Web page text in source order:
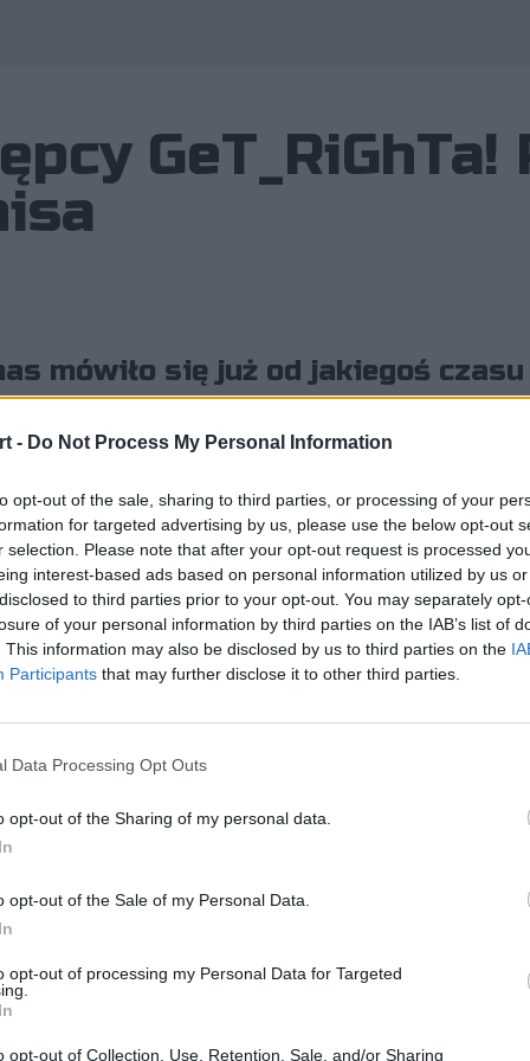
- Do Not Process My Personal Information
opt-out of the sale, sharing to third parties, or processing of your
for targeted advertising by us, please use the below opt-out
selection. Please note that after your opt-out request is processed
interest-based ads based on personal information utilized by us
to third parties prior to your opt-out. You may separately
of your personal information by third parties on the IAB’s list of
This information may also be disclosed by us to third parties on the
Participants that may further disclose it to other third parties.
Data Processing Opt Outs
opt-out of the Sharing of my personal data.
opt-out of the Sale of my Personal Data.
opt-out of processing my Personal Data for Targeted
opt-out of Collection, Use, Retention, Sale, and/or Sharing
GeT_RiGhTa!
mówiło się już od jakiegoś
drużyny dołączył Nicolas
jakiegoś czasu i dziś stały się one rzeczywistością.
przesuniętego na ławkę rezerwowych Dennisa
następcy Christophera "GeT_RiGhTa" Alesunda,
roku, lecz po zakończeniu Intel Extreme Masters
do aktywnej piątki ekipa 28-latka zawiodła w
to powstałych problemów nie udało się
7, na których szwedzki skład zajął ostatnią
zmiany jest to, że nie znaleźliśmy wspólnego języka i
znaków zapytania, które skutkują zbyt dużą liczbą
stron, mogę znaleźć nowy dom, do którego będę
w barwach Teamu Ancient podczas DreamHack
ogrywając między innymi polskie Aristocracy. Młody
a jego transfer do mocniejszej drużyny
sportowy. Gonzalez Zamora nie będzie mógł co
Major Berlin 2019 – wszystko za sprawą